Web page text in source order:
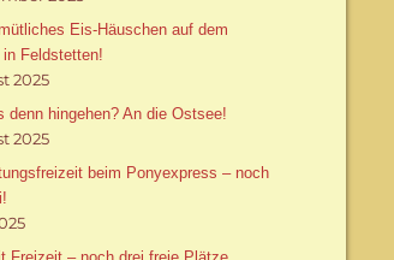
Eis-Häuschen auf dem
in Feldstetten!
2025
denn hingehen? An die Ostsee!
2025
beim Ponyexpress – noch